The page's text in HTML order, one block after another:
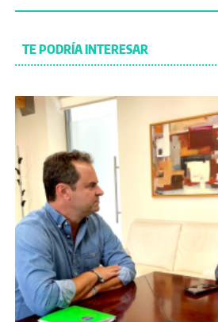
TE PODRÍA INTERESAR